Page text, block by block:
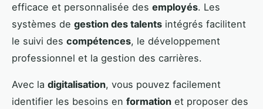
efficace et personnalisée des employés. Les
systèmes de gestion des talents intégrés facilitent
le suivi des compétences, le développement
professionnel et la gestion des carrières.
Avec la digitalisation, vous pouvez facilement
identifier les besoins en formation et proposer des